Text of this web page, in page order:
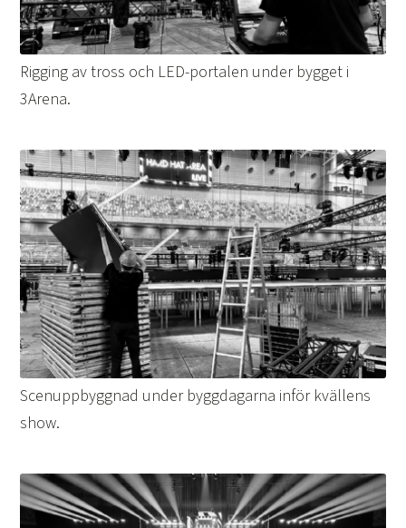
Rigging av tross och LED-portalen under bygget i
3Arena.
Scenuppbyggnad under byggdagarna inför kvällens
show.